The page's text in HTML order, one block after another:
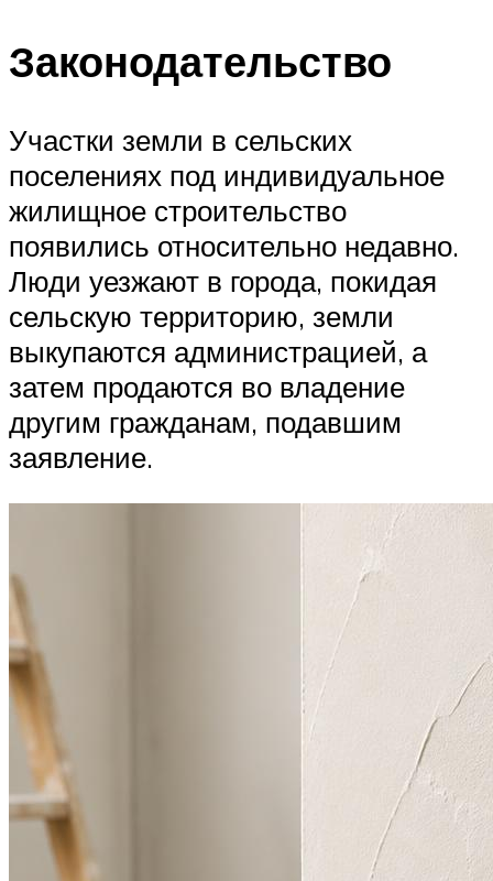
Законодательство
Участки земли в сельских
поселениях под индивидуальное
жилищное строительство
появились относительно недавно.
Люди уезжают в города, покидая
сельскую территорию, земли
выкупаются администрацией, а
затем продаются во владение
другим гражданам, подавшим
заявление.